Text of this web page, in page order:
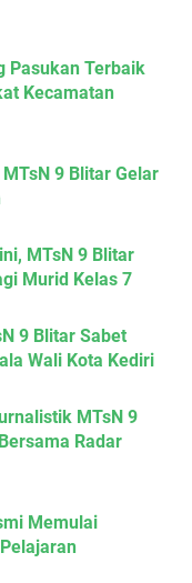
Pasukan Terbaik
Kecamatan
9 Blitar Gelar
MTsN 9 Blitar
Murid Kelas 7
9 Blitar Sabet
Wali Kota Kediri
MTsN 9
Radar
Memulai